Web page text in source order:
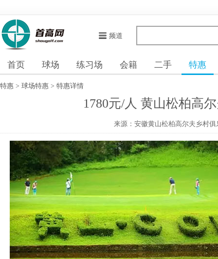
频道
首页 球场 练习场 会籍 二手 特惠
特惠 > 球场特惠 > 特惠详情
1780元/人 黄山松柏高
来源：安徽黄山松柏高尔夫乡村俱